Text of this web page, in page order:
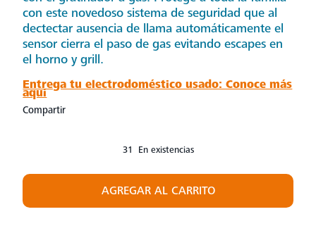
con este novedoso sistema de seguridad que al
dectectar ausencia de llama automáticamente el
sensor cierra el paso de gas evitando escapes en
el horno y grill.
Entrega tu electrodoméstico usado: Conoce más
aquí